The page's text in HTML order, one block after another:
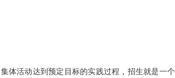
体活动达到预定目标的实践过程，招生就是一个